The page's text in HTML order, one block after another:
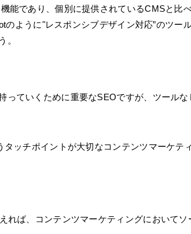
能であり、個別に提供されているCMSと比
のように"レスポンシブデザイン対応”のツー
。
っていくために重要なSEOですが、ツール
タッチポイントが大切なコンテンツマーケテ
れば、コンテンツマーケティングにおいて